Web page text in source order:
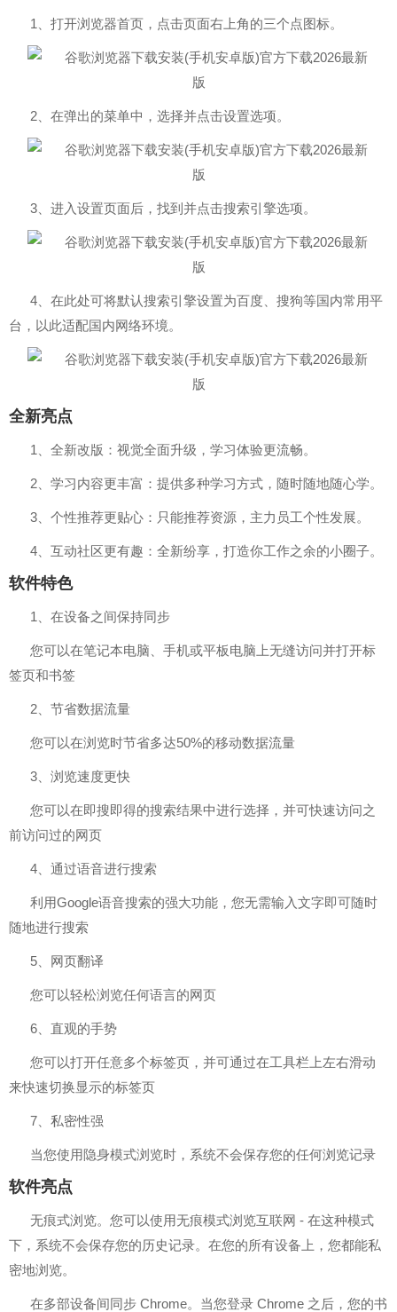
1、打开浏览器首页，点击页面右上角的三个点图标。
2、在弹出的菜单中，选择并点击设置选项。
3、进入设置页面后，找到并点击搜索引擎选项。
4、在此处可将默认搜索引擎设置为百度、搜狗等国内常用平
台，以此适配国内网络环境。
全新亮点
1、全新改版：视觉全面升级，学习体验更流畅。
2、学习内容更丰富：提供多种学习方式，随时随地随心学。
3、个性推荐更贴心：只能推荐资源，主力员工个性发展。
4、互动社区更有趣：全新纷享，打造你工作之余的小圈子。
软件特色
1、在设备之间保持同步
您可以在笔记本电脑、手机或平板电脑上无缝访问并打开标
签页和书签
2、节省数据流量
您可以在浏览时节省多达50%的移动数据流量
3、浏览速度更快
您可以在即搜即得的搜索结果中进行选择，并可快速访问之
前访问过的网页
4、通过语音进行搜索
利用Google语音搜索的强大功能，您无需输入文字即可随时
随地进行搜索
5、网页翻译
您可以轻松浏览任何语言的网页
6、直观的手势
您可以打开任意多个标签页，并可通过在工具栏上左右滑动
来快速切换显示的标签页
7、私密性强
当您使用隐身模式浏览时，系统不会保存您的任何浏览记录
软件亮点
无痕式浏览。您可以使用无痕模式浏览互联网 - 在这种模式
下，系统不会保存您的历史记录。在您的所有设备上，您都能私
密地浏览。
在多部设备间同步 Chrome。当您登录 Chrome 之后，您的书